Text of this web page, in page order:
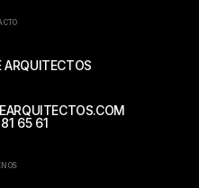
ARQUITECTOS
65 61